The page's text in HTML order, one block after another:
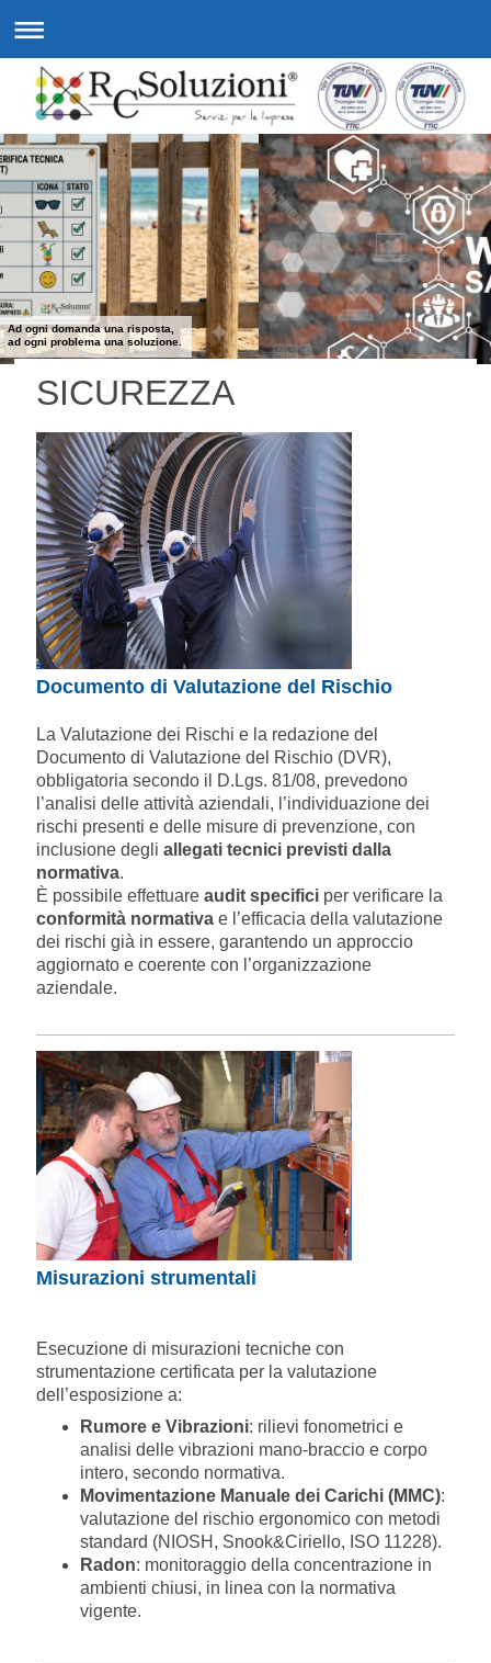
Ad ogni domanda una risposta,
ad ogni problema una soluzione.
SICUREZZA
Documento di Valutazione del Rischio
La Valutazione dei Rischi e la redazione del
Documento di Valutazione del Rischio (DVR),
obbligatoria secondo il D.Lgs. 81/08, prevedono
l’analisi delle attività aziendali, l’individuazione dei
rischi presenti e delle misure di prevenzione, con
inclusione degliallegati tecnici previsti dalla
normativa.
È possibile effettuareaudit specifici per verificare la
conformità normativa e l’efficacia della valutazione
dei rischi già in essere, garantendo un approccio
aggiornato e coerente con l’organizzazione
aziendale.
Misurazioni strumentali
Esecuzione di misurazioni tecniche con
strumentazione certificata per la valutazione
dell’esposizione a:
Rumore e Vibrazioni: rilievi fonometrici e
analisi delle vibrazioni mano-braccio e corpo
intero, secondo normativa.
Movimentazione Manuale dei Carichi (MMC):
valutazione del rischio ergonomico con metodi
standard (NIOSH, Snook&Ciriello, ISO 11228).
Radon: monitoraggio della concentrazione in
ambienti chiusi, in linea con la normativa
vigente.